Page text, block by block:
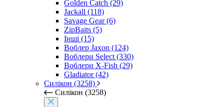
Golden Catch (29)
Jackall (118)
Savage Gear (6)
ZipBaits (5)
Інші (15)
Воблер Jaxon (124)
Воблери Select (330)
Воблери X-Fish (29)
Gladiator (42)
Силікон (3258)
Силікон (3258)